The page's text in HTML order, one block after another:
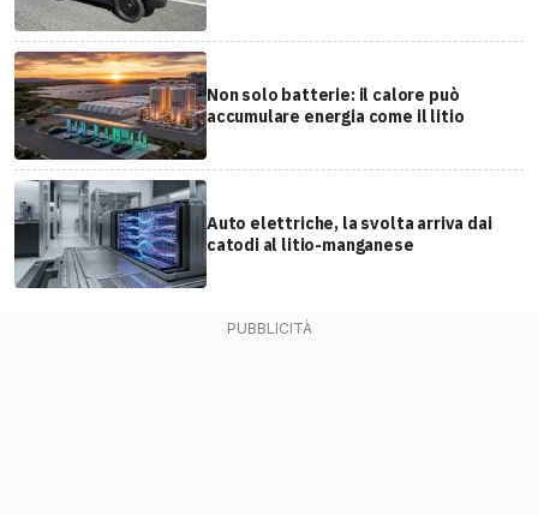
Non solo batterie: il calore può
accumulare energia come il litio
Auto elettriche, la svolta arriva dai
catodi al litio-manganese